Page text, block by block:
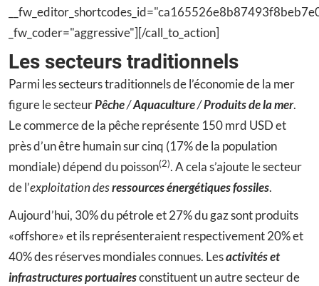
_fw_coder="aggressive"][/call_to_action]
Les secteurs traditionnels
Parmi les secteurs traditionnels de l’économie de la mer
figure le secteurPêche/Aquaculture/Produits de la mer.
Le commerce de la pêche représente 150 mrd USD et
près d’un être humain sur cinq (17% de la population
mondiale) dépend du poisson(2). A cela s’ajoute le secteur
de l’exploitation desressources énergétiques fossiles.
Aujourd’hui, 30% du pétrole et 27% du gaz sont produits
«offshore» et ils représenteraient respectivement 20% et
40% des réserves mondiales connues. Lesactivités et
infrastructures portuairesconstituent un autre secteur de